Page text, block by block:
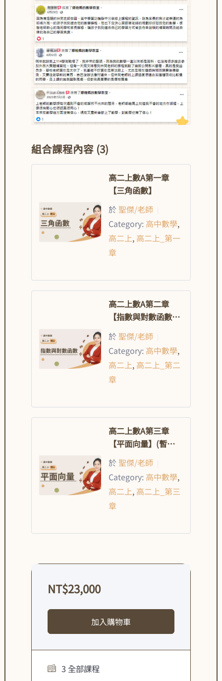
組合課程內容 (3)
高二上數A第一章
【三角函數】
於聖傑/老師
Category: 高中數學,
高二上, 高二上_第一
章
高二上數A第二章
【指數與對數函數】
(暫不開放購買)
於聖傑/老師
Category: 高中數學,
高二上, 高二上_第二
章
高二上數A第三章
【平面向量】(暫不
開放購買)
於聖傑/老師
Category: 高中數學,
高二上, 高二上_第三
章
NT$23,000
加入購物車
3 全部課程